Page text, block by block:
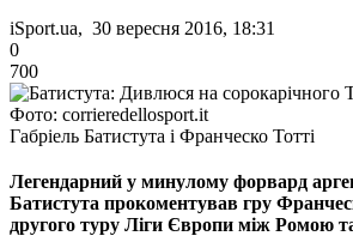
iSport.ua, 30 вересня 2016, 18:31
0
700
Фото: corrieredellosport.it
Габріель Батистута і Франческо Тотті
Легендарний у минулому форвард
Батистута прокоментував гру
другого туру Ліги Європи між Ромою